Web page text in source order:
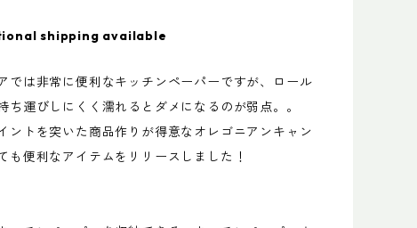
shipping available
では非常に便利なキッチンペーパーですが、ロール
ち運びしにくく濡れるとダメになるのが弱点。。
ントを突いた商品作りが得意なオレゴニアンキャン
も便利なアイテムをリリースしました！